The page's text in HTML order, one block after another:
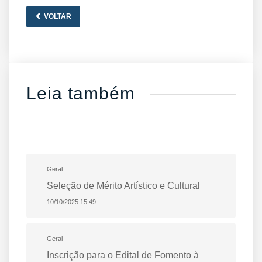
VOLTAR
Leia também
Geral
Seleção de Mérito Artístico e Cultural
10/10/2025 15:49
Geral
Inscrição para o Edital de Fomento à